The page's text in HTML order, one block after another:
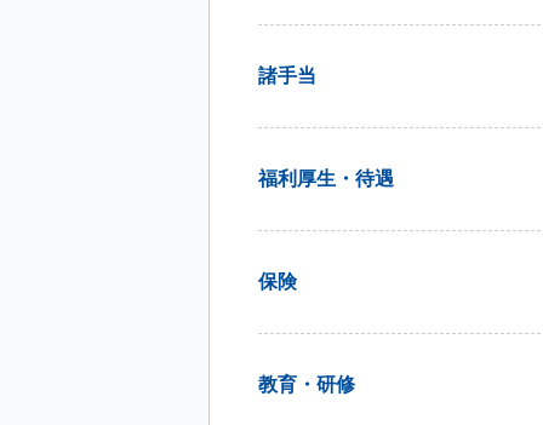
諸手当
福利厚生・待遇
保険
教育・研修